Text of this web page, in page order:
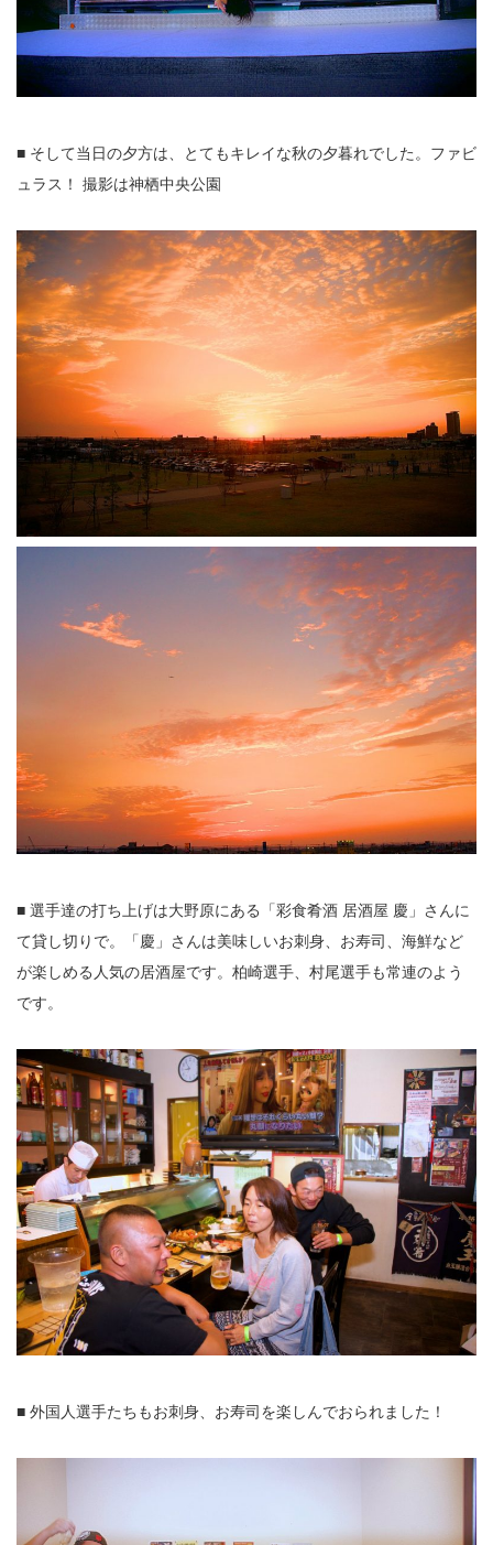
■ そして当日の夕方は、とてもキレイな秋の夕暮れでした。ファビ
ュラス！ 撮影は神栖中央公園
■ 選手達の打ち上げは大野原にある「彩食肴酒 居酒屋 慶」さんに
て貸し切りで。「慶」さんは美味しいお刺身、お寿司、海鮮など
が楽しめる人気の居酒屋です。柏崎選手、村尾選手も常連のよう
です。
■ 外国人選手たちもお刺身、お寿司を楽しんでおられました！